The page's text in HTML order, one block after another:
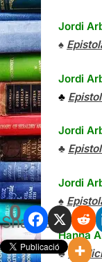
0
Shares
Jordi
♠
Jordi
♣
Jordi
♣
Jordi
♠
Hanna
♣